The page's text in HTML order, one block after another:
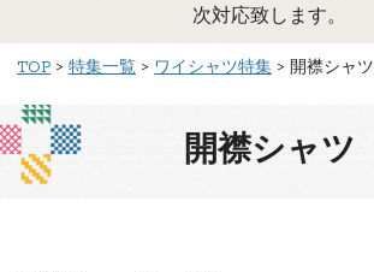
次対応致します。
TOP 特集一覧 ワイシャツ特集 開襟シャツ
開襟シャツ